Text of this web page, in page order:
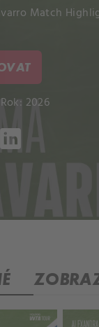
Match
Rok: 2026